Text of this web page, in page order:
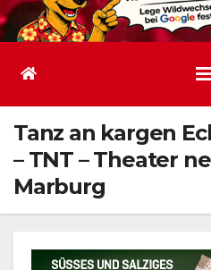
Tanz an kargen
– TNT – Theater
Marburg